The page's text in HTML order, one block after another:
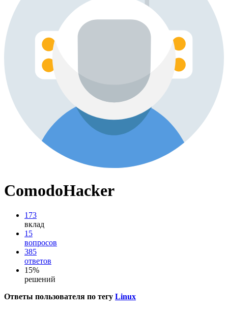
ComodoHacker
173
вклад
15
вопросов
385
ответов
15%
решений
Ответы пользователя по тегу Linux